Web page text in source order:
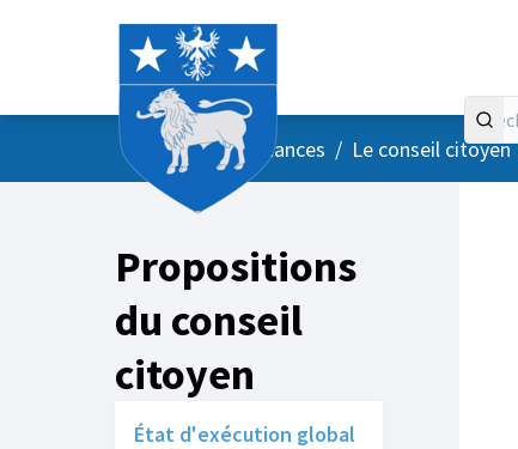
AccueilMenu principal
/ Vos instances / Le conseil citoyen
Propositions
du conseil
citoyen
État d'exécution global